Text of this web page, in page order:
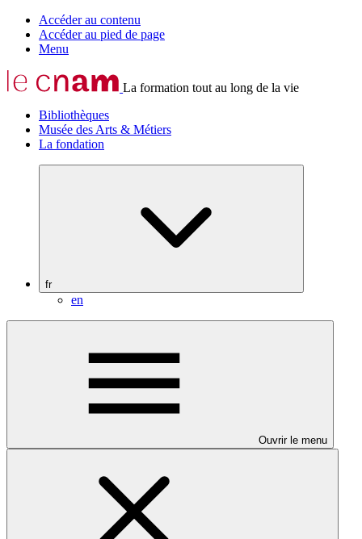
Accéder au contenu
Accéder au pied de page
Menu
La formation tout au long de la vie
Bibliothèques
Musée des Arts & Métiers
La fondation
fr
en
Ouvrir le menu